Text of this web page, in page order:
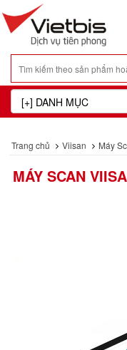
Trang chủ Viisan Máy
MÁY SCAN